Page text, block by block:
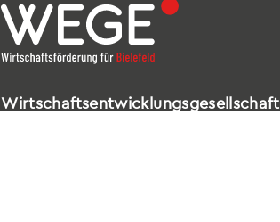
Wirtschaftsentwicklungsgesellschaft